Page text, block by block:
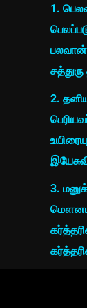
1.
2.
3.